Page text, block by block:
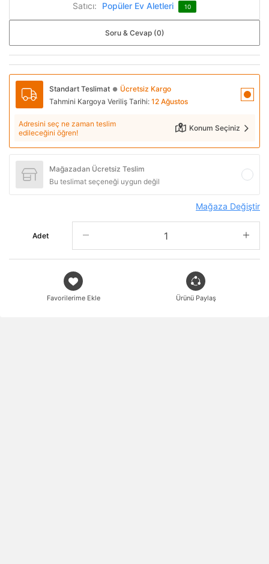
Satıcı: Popüler Ev Aletleri 10
Soru & Cevap (0)
Standart Teslimat ● Ücretsiz Kargo
Tahmini Kargoya Veriliş Tarihi: 12 Ağustos
Adresini seç ne zaman teslim
edileceğini öğren!
Konum Seçiniz
Mağazadan Ücretsiz Teslim
Bu teslimat seçeneği uygun değil
Mağaza Değiştir
Adet
Favorilerime Ekle Ürünü Paylaş